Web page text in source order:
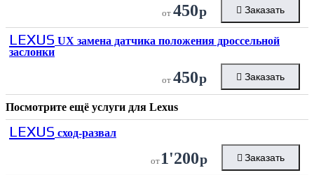
от 450р Заказать
LEXUS UX замена датчика положения дроссельной
заслонки
от 450р Заказать
Посмотрите ещё услуги для Lexus
LEXUS сход-развал
от 1'200р Заказать